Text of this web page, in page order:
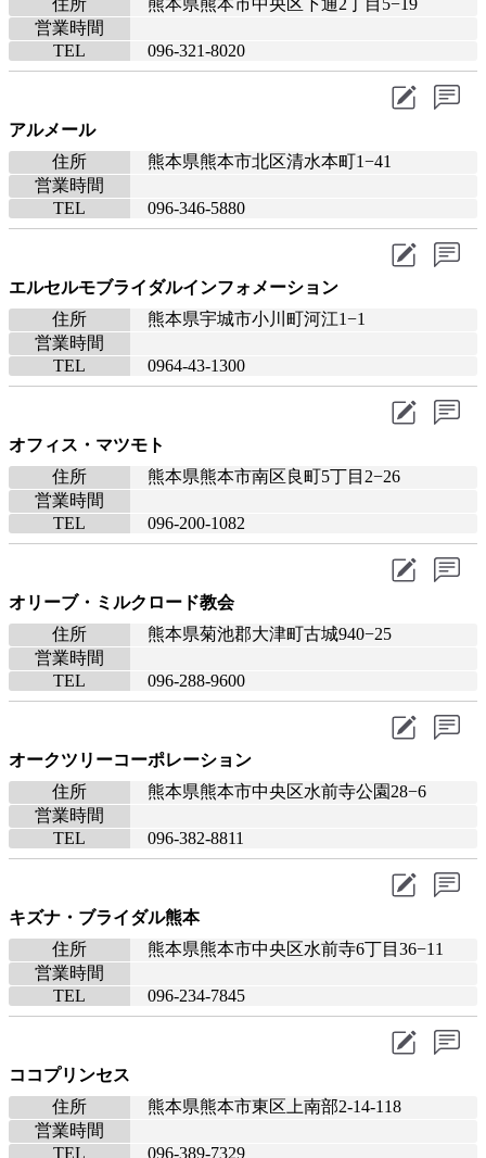
住所
熊本県熊本市中央区下通2丁目5−19
営業時間
TEL
096-321-8020
アルメール
住所
熊本県熊本市北区清水本町1−41
営業時間
TEL
096-346-5880
エルセルモブライダルインフォメーション
住所
熊本県宇城市小川町河江1−1
営業時間
TEL
0964-43-1300
オフィス・マツモト
住所
熊本県熊本市南区良町5丁目2−26
営業時間
TEL
096-200-1082
オリーブ・ミルクロード教会
住所
熊本県菊池郡大津町古城940−25
営業時間
TEL
096-288-9600
オークツリーコーポレーション
住所
熊本県熊本市中央区水前寺公園28−6
営業時間
TEL
096-382-8811
キズナ・ブライダル熊本
住所
熊本県熊本市中央区水前寺6丁目36−11
営業時間
TEL
096-234-7845
ココプリンセス
住所
熊本県熊本市東区上南部2-14-118
営業時間
TEL
096-389-7329